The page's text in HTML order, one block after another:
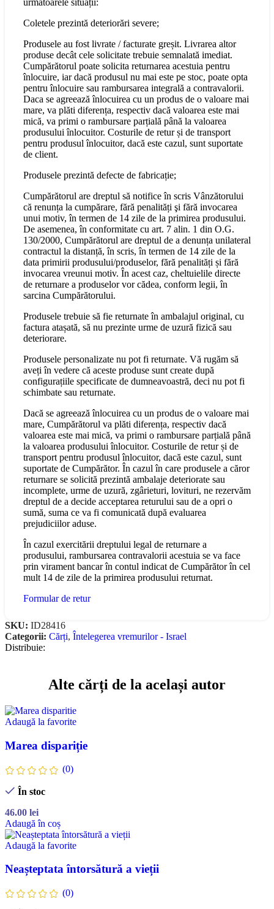
următoarele situații:
Coletele prezintă deteriorări severe;
Produsele au fost livrate / facturate greșit. Livrarea altor
produse decât cele solicitate trebuie semnalată imediat.
Cumpărătorul poate solicita returnarea acestuia pentru
înlocuire, iar dacă produsul nu mai este pe stoc, poate opta
pentru înlocuire sau rambursarea integrală a contravalorii.
Daca se agreează înlocuirea cu un produs de o valoare mai
mare, va plăti diferența, respectiv dacă valoarea este mai
mică, va primi o rambursare parțială până la valoarea
produsului înlocuitor. Costurile de retur și de transport
pentru produsul înlocuitor, dacă este cazul, sunt suportate
de client.
Produsele prezintă defecte de fabricație;
Cumpărătorul are dreptul să notifice în scris Vânzătorului
că renunța la cumpărare, fără penalități şi fără invocarea
unui motiv, în termen de 14 zile de la primirea produsului.
De asemenea, în conformitate cu art. 7 alin. 1 din O.G.
130/2000, Cumpărătorul are dreptul de a denunța unilateral
contractul la distanță, în scris, în termen de 14 zile de la
data primirii produsului/produselor, fără penalități și fără
invocarea vreunui motiv. În acest caz, cheltuielile directe
de returnare a produselor vor cădea, conform legii, în
sarcina Cumpărătorului.
Produsele trebuie să fie returnate în ambalajul original, cu
factura atașată, să nu prezinte urme de uzură fizică sau
deteriorare.
Produsele personalizate nu pot fi returnate. Vă rugăm să
aveți în vedere că aceste produse sunt create după
configurațiile specificate de dumneavoastră, deci nu pot fi
schimbate sau returnate.
Dacă se agreează înlocuirea cu un produs de o valoare mai
mare, Cumpărătorul va plăti diferența, respectiv dacă
valoarea este mai mică, va primi o rambursare parțială până
la valoarea produsului înlocuitor. Costurile de retur și de
transport pentru produsul înlocuitor, dacă este cazul, sunt
suportate de Cumpărător. În cazul în care produsele a căror
returnare se solicită prezintă ambalaje deteriorate sau
incomplete, urme de uzură, zgârieturi, lovituri, ne rezervăm
dreptul de a decide acceptarea returului sau de a opri o
sumă, suma ce va fi comunicată după evaluarea
prejudiciilor aduse.
În cazul exercitării dreptului legal de returnare a
produsului, rambursarea contravalorii acestuia se va face
prin virament bancar în contul indicat de Cumpărător în cel
mult 14 de zile de la primirea produsului returnat.
Formular de retur
SKU: ID28416
Categorii: Cărți, Întelegerea vremurilor - Israel
Distribuie:
Alte cărți de la același autor
Adaugă la favorite
Marea dispariție
(0)
În stoc
46.00 lei
Adaugă în coș
Adaugă la favorite
Neașteptata întorsătură a vieții
(0)